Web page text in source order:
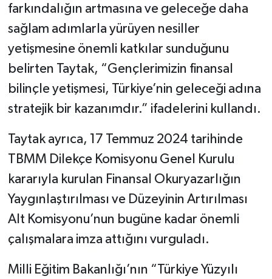
farkındalığın artmasına ve geleceğe daha
sağlam adımlarla yürüyen nesiller
yetişmesine önemli katkılar sunduğunu
belirten Taytak, “Gençlerimizin finansal
bilinçle yetişmesi, Türkiye’nin geleceği adına
stratejik bir kazanımdır.” ifadelerini kullandı.
Taytak ayrıca, 17 Temmuz 2024 tarihinde
TBMM Dilekçe Komisyonu Genel Kurulu
kararıyla kurulan Finansal Okuryazarlığın
Yaygınlaştırılması ve Düzeyinin Artırılması
Alt Komisyonu’nun bugüne kadar önemli
çalışmalara imza attığını vurguladı.
Milli Eğitim Bakanlığı’nın “Türkiye Yüzyılı